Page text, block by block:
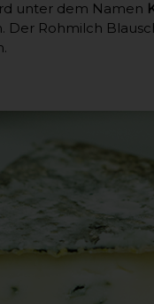
unter dem Namen
Der Rohmilch